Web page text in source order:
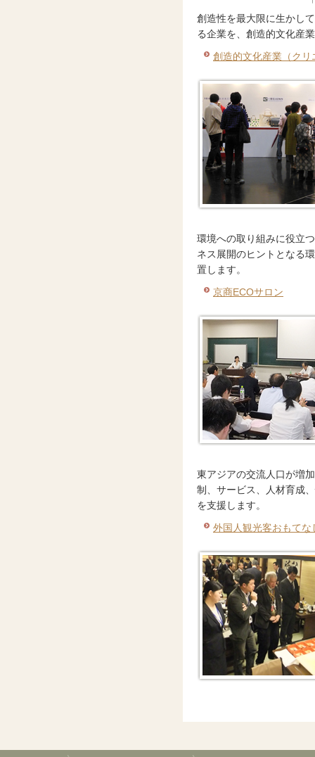
創造性を最大限に生かし
る企業を、創造的文化産
創造的文化産業（ク
環境への取り組みに役立
ネス展開のヒントとなる
置します。
京商ECOサロン
東アジアの交流人口が増
制、サービス、人材育成
を支援します。
外国人観光客おもてな